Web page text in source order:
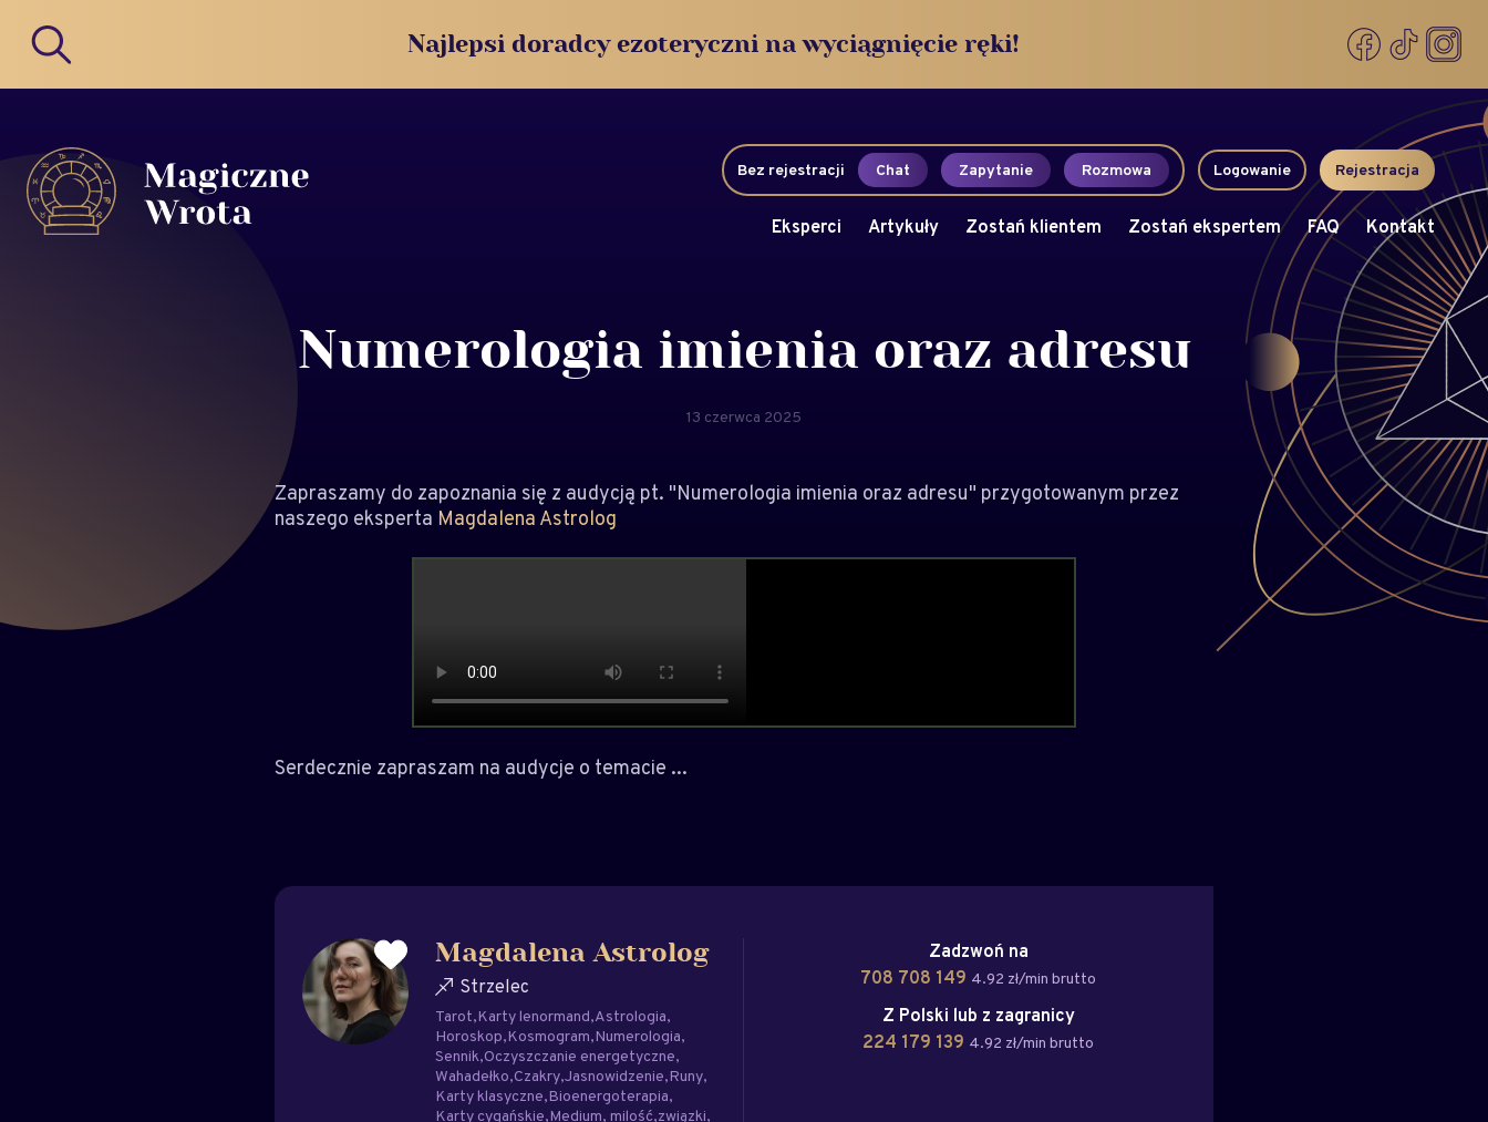
Najlepsi doradcy ezoteryczni na wyciągnięcie ręki!
Bez rejestracji Chat Zapytanie Rozmowa Logowanie Rejestracja
Eksperci Artykuły Zostań klientem Zostań ekspertem FAQ Kontakt
Numerologia imienia oraz adresu
13 czerwca 2025
Zapraszamy do zapoznania się z audycją pt. "Numerologia imienia oraz adresu" przygotowanym przez
naszego eksperta Magdalena Astrolog
Serdecznie zapraszam na audycje o temacie ...
Magdalena Astrolog
Strzelec
Tarot Karty lenormand Astrologia
Horoskop Kosmogram Numerologia
Sennik Oczyszczanie energetyczne
Wahadełko Czakry Jasnowidzenie Runy
Karty klasyczne Bioenergoterapia
Karty cygańskie Medium milość związki
Zadzwoń na
708 708 149 4.92 zł/min brutto
Z Polski lub z zagranicy
224 179 139 4.92 zł/min brutto